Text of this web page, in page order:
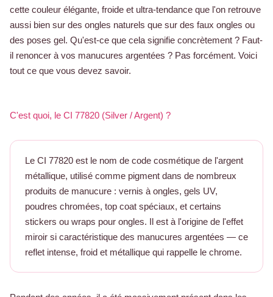
cette couleur élégante, froide et ultra-tendance que l'on retrouve
aussi bien sur des ongles naturels que sur des faux ongles ou
des poses gel. Qu'est-ce que cela signifie concrètement ? Faut-
il renoncer à vos manucures argentées ? Pas forcément. Voici
tout ce que vous devez savoir.
C'est quoi, le CI 77820 (Silver / Argent) ?
Le CI 77820 est le nom de code cosmétique de l'argent
métallique, utilisé comme pigment dans de nombreux
produits de manucure : vernis à ongles, gels UV,
poudres chromées, top coat spéciaux, et certains
stickers ou wraps pour ongles. Il est à l'origine de l'effet
miroir si caractéristique des manucures argentées — ce
reflet intense, froid et métallique qui rappelle le chrome.